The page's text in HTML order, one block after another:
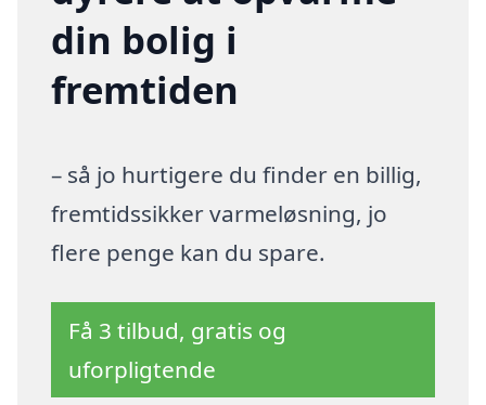
din bolig i
fremtiden
– så jo hurtigere du finder en billig,
fremtidssikker varmeløsning, jo
flere penge kan du spare.
Få 3 tilbud, gratis og
uforpligtende